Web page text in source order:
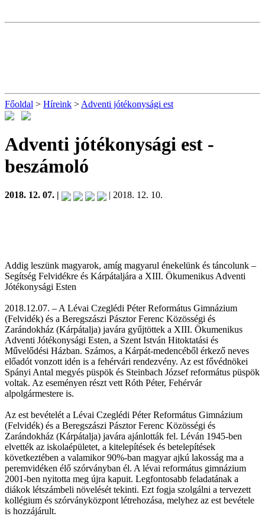
Főoldal > Híreink > Adventi jótékonysági est
Adventi jótékonysági est -
beszámoló
2018. 12. 07. | | 2018. 12. 10.
Addig leszünk magyarok, amíg magyarul énekelünk és táncolunk –
Segítség Felvidékre és Kárpátaljára a XIII. Ökumenikus Adventi
Jótékonysági Esten
2018.12.07. – A Lévai Czeglédi Péter Református Gimnázium
(Felvidék) és a Beregszászi Pásztor Ferenc Közösségi és
Zarándokház (Kárpátalja) javára gyűjtöttek a XIII. Ökumenikus
Adventi Jótékonysági Esten, a Szent István Hitoktatási és
Művelődési Házban. Számos, a Kárpát-medencéből érkező neves
előadót vonzott idén is a fehérvári rendezvény. Az est fővédnökei
Spányi Antal megyés püspök és Steinbach József református püspök
voltak. Az eseményen részt vett Róth Péter, Fehérvár
alpolgármestere is.
Az est bevételét a Lévai Czeglédi Péter Református Gimnázium
(Felvidék) és a Beregszászi Pásztor Ferenc Közösségi és
Zarándokház (Kárpátalja) javára ajánlották fel. Léván 1945-ben
elvették az iskolaépületet, a kitelepítések és betelepítések
következtében a valamikor 90%-ban magyar ajkú lakosság ma a
peremvidéken élő szórványban él. A lévai református gimnázium
2001-ben nyitotta meg újra kapuit. Legfontosabb feladatának a
diákok létszámbeli növelését tekinti. Ezt fogja szolgálni a tervezett
kollégium és szórványközpont létrehozása, melyhez az est bevétele
is hozzájárult.